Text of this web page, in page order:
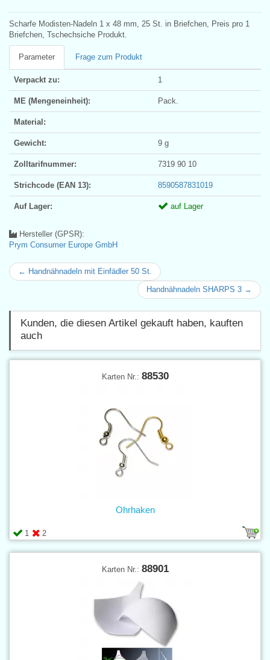
Scharfe Modisten-Nadeln 1 x 48 mm, 25 St. in Briefchen, Preis pro 1
Briefchen, Tschechsiche Produkt.
Parameter Frage zum Produkt
Verpackt zu: 1
ME (Mengeneinheit): Pack.
Material:
Gewicht: 9 g
Zolltarifnummer: 7319 90 10
Strichcode (EAN 13): 8590587831019
Auf Lager: auf Lager
Hersteller (GPSR):
Prym Consumer Europe GmbH
← Handnähnadeln mit Einfädler 50 St.
Handnähnadeln SHARPS 3 →
Kunden, die diesen Artikel gekauft haben, kauften
auch
Karten Nr.: 88530
1 2
Ohrhaken
Karten Nr.: 88901